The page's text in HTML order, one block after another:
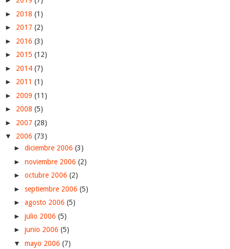
► 2018 (1)
► 2017 (2)
► 2016 (3)
► 2015 (12)
► 2014 (7)
► 2011 (1)
► 2009 (11)
► 2008 (5)
► 2007 (28)
▼ 2006 (73)
► diciembre 2006 (3)
► noviembre 2006 (2)
► octubre 2006 (2)
► septiembre 2006 (5)
► agosto 2006 (5)
► julio 2006 (5)
► junio 2006 (5)
▼ mayo 2006 (7)